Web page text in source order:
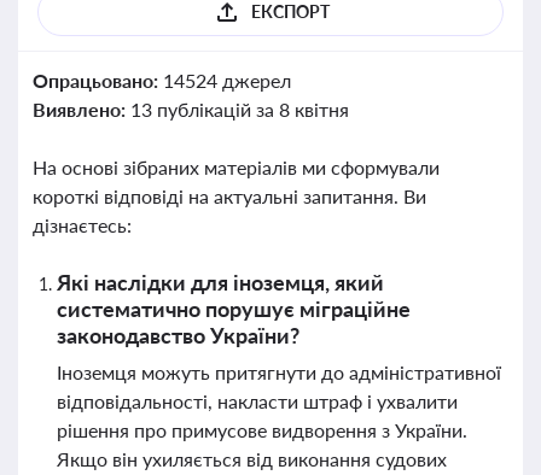
ЕКСПОРТ
Опрацьовано: 14524 джерел
Виявлено: 13 публікацій за 8 квітня
На основі зібраних матеріалів ми сформували
короткі відповіді на актуальні запитання. Ви
дізнаєтесь:
Які наслідки для іноземця, який
систематично порушує міграційне
законодавство України?
Іноземця можуть притягнути до адміністративної
відповідальності, накласти штраф і ухвалити
рішення про примусове видворення з України.
Якщо він ухиляється від виконання судових